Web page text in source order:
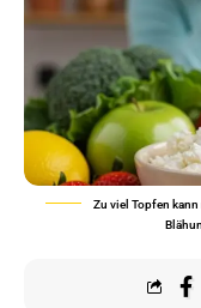
Zu viel Topfen